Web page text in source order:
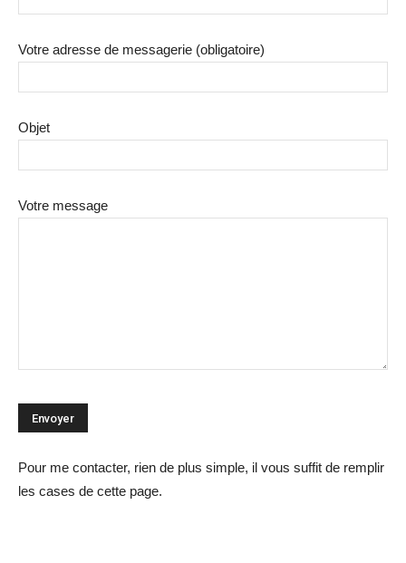
Votre adresse de messagerie (obligatoire)
Objet
Votre message
Pour me contacter, rien de plus simple, il vous suffit de remplir
les cases de cette page.